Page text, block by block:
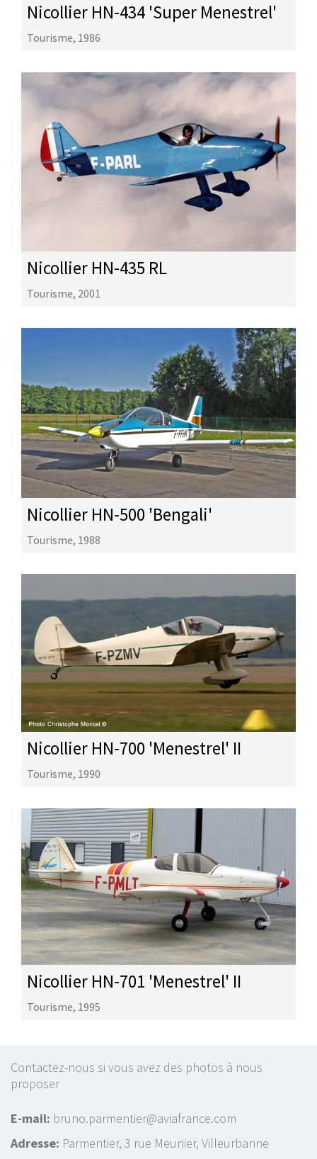
Nicollier HN-434 'Super Menestrel'
Tourisme, 1986
Nicollier HN-435 RL
Tourisme, 2001
Nicollier HN-500 'Bengali'
Tourisme, 1988
Nicollier HN-700 'Menestrel' II
Tourisme, 1990
Nicollier HN-701 'Menestrel' II
Tourisme, 1995
Contactez-nous si vous avez des photos à nous
proposer
E-mail: bruno.parmentier@aviafrance.com
Adresse: Parmentier, 3 rue Meunier, Villeurbanne